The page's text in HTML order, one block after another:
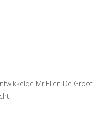
Mr Elien De Groot